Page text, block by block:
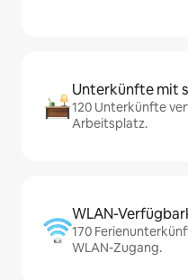
Unterkünfte mit
120 Unterkünfte
Arbeitsplatz.
WLAN-
170
WLAN-Zugang.